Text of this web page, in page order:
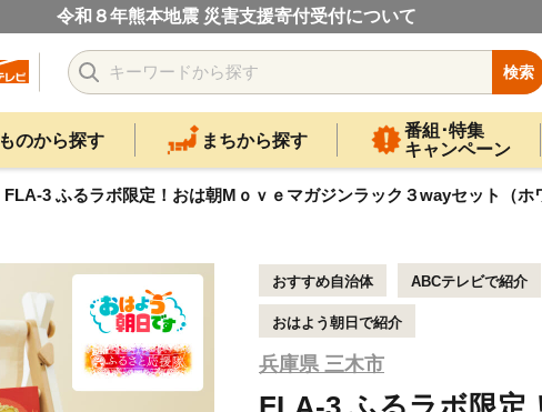
令和８年熊本地震 災害支援寄付受付について
検索
ものから探す まちから探す
番組･特集
キャンペーン
FLA-3 ふるラボ限定！おは朝Mｏｖｅマガジンラック３wayセット（ホ
おすすめ自治体 ABCテレビで紹介
おはよう朝日で紹介
兵庫県 三木市